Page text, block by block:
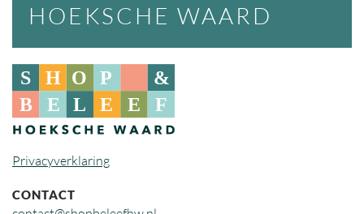
HOEKSCHE WAARD
Privacyverklaring
CONTACT